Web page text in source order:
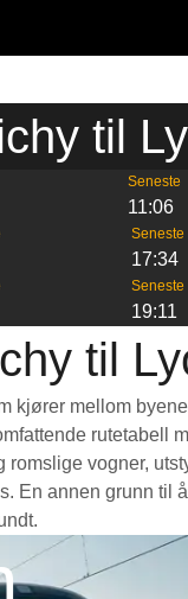
til
Seneste
11:06
Seneste
17:34
Seneste
19:11
til
kjører mellom
rutetabell
vogner,
annen grunn til